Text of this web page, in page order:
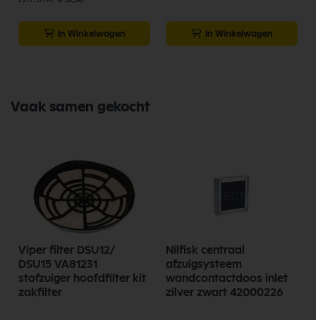
In Winkelwagen In Winkelwagen
Vaak samen gekocht
Viper filter DSU12/
DSU15 VA81231
stofzuiger hoofdfilter kit
zakfilter
Nilfisk centraal
afzuigsysteem
wandcontactdoos inlet
zilver zwart 42000226